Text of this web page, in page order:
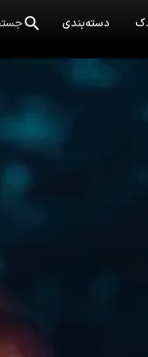
دسته‌بندی